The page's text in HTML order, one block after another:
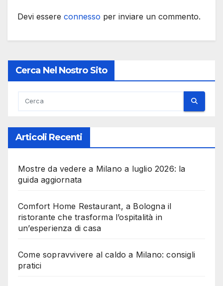
Devi essere connesso per inviare un commento.
Cerca Nel Nostro Sito
Articoli Recenti
Mostre da vedere a Milano a luglio 2026: la
guida aggiornata
Comfort Home Restaurant, a Bologna il
ristorante che trasforma l’ospitalità in
un’esperienza di casa
Come sopravvivere al caldo a Milano: consigli
pratici